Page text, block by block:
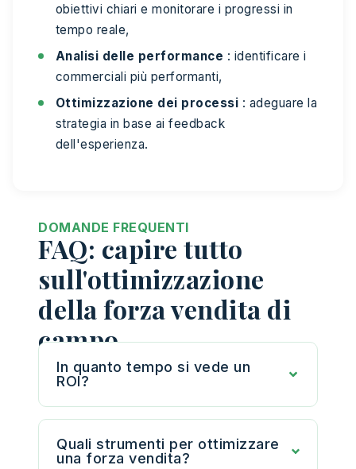
obiettivi chiari e monitorare i progressi in
tempo reale,
Analisi delle performance : identificare i
commerciali più performanti,
Ottimizzazione dei processi : adeguare la
strategia in base ai feedback
dell'esperienza.
DOMANDE FREQUENTI
FAQ: capire tutto
sull'ottimizzazione
della forza vendita di
campo
In quanto tempo si vede un
ROI?
Quali strumenti per ottimizzare
una forza vendita?